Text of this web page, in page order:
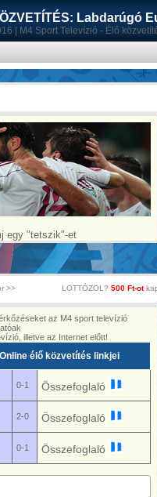
Labdarúgó
| M4 Sport Televízió - Élő
egy "tetszik"-et
>> LOTTÓZOL? 500 Ft-ot
az M4 sport televízió
illetve az Internet előtt!
élő közvetítés linkjei
0-1 Összefoglaló
2-0 Összefoglaló
0-1 Összefoglaló